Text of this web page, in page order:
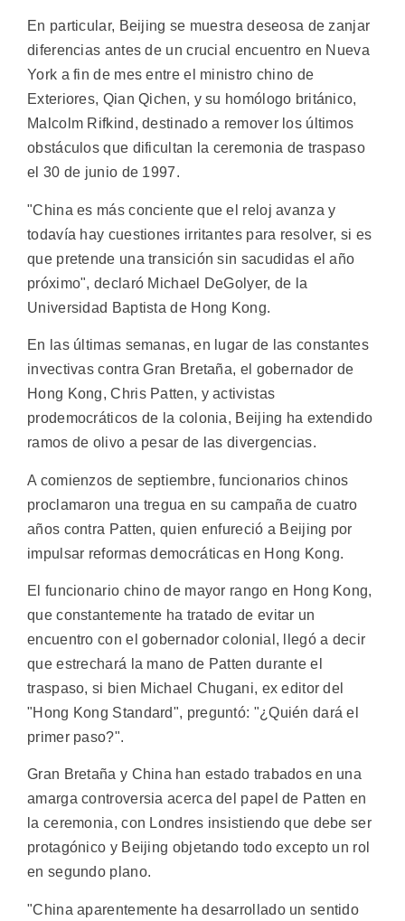
En particular, Beijing se muestra deseosa de zanjar
diferencias antes de un crucial encuentro en Nueva
York a fin de mes entre el ministro chino de
Exteriores, Qian Qichen, y su homólogo británico,
Malcolm Rifkind, destinado a remover los últimos
obstáculos que dificultan la ceremonia de traspaso
el 30 de junio de 1997.
"China es más conciente que el reloj avanza y
todavía hay cuestiones irritantes para resolver, si es
que pretende una transición sin sacudidas el año
próximo", declaró Michael DeGolyer, de la
Universidad Baptista de Hong Kong.
En las últimas semanas, en lugar de las constantes
invectivas contra Gran Bretaña, el gobernador de
Hong Kong, Chris Patten, y activistas
prodemocráticos de la colonia, Beijing ha extendido
ramos de olivo a pesar de las divergencias.
A comienzos de septiembre, funcionarios chinos
proclamaron una tregua en su campaña de cuatro
años contra Patten, quien enfureció a Beijing por
impulsar reformas democráticas en Hong Kong.
El funcionario chino de mayor rango en Hong Kong,
que constantemente ha tratado de evitar un
encuentro con el gobernador colonial, llegó a decir
que estrechará la mano de Patten durante el
traspaso, si bien Michael Chugani, ex editor del
"Hong Kong Standard", preguntó: "¿Quién dará el
primer paso?".
Gran Bretaña y China han estado trabados en una
amarga controversia acerca del papel de Patten en
la ceremonia, con Londres insistiendo que debe ser
protagónico y Beijing objetando todo excepto un rol
en segundo plano.
"China aparentemente ha desarrollado un sentido